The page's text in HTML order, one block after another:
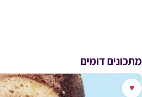
מתכונים דומים
♥